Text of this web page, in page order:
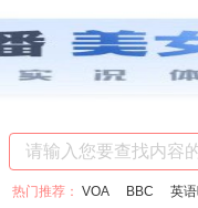
热门推荐： VOA BBC 英